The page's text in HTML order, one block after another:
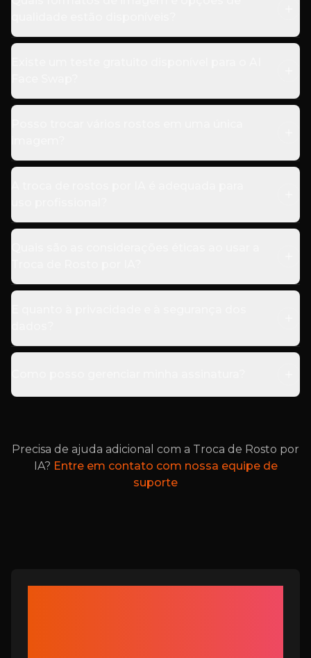
Precisa de ajuda adicional com a Troca de Rosto por
IA? Entre em contato com nossa equipe de
suporte